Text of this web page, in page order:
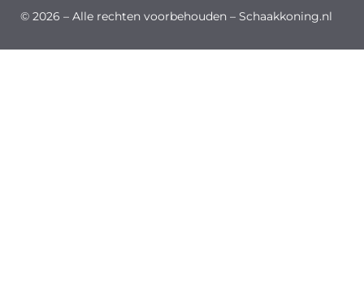
© 2026 – Alle rechten voorbehouden – Schaakkoning.nl